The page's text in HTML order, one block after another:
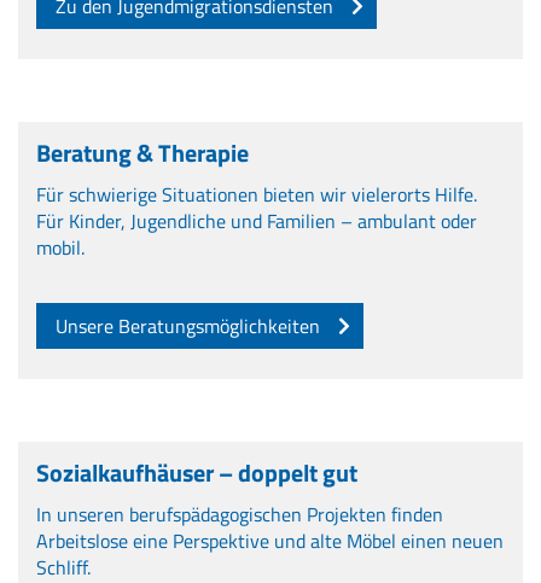
Beratung & Therapie
Für schwierige Situationen bieten wir vielerorts Hilfe.
Für Kinder, Jugendliche und Familien – ambulant oder
mobil.
Unsere Beratungsmöglichkeiten
Sozialkaufhäuser – doppelt gut
In unseren berufspädagogischen Projekten finden
Arbeitslose eine Perspektive und alte Möbel einen neuen
Schliff.